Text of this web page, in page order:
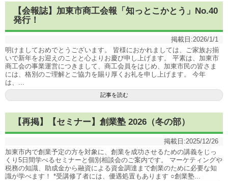
【会報誌】加東市商工会報「知っとこかとう」No.40
発行！
掲載日:2026/1/1
明けましておめでとうございます。 皆様におかれましては、ご家族お揃
いで新年をお迎えのことと心よりお慶び申し上げます。 平素は、加東市
商工会の事業運営につきまして、商工会員をはじめ、加東市民の皆さま
には、格別のご理解とご協力を賜り厚くお礼を申し上げます。 今年
は、...
記事を読む
【再掲】【セミナー】創業塾 2026（冬の部）
掲載日:2025/12/26
加東市内で創業予定の方を対象に、創業を成功させるための講義をじっ
くり5日間学べるセミナーと個別相談会のご案内です。 マーケティングや
税務の知識、助成金から融資による資金調達まで創業のために必要な知
識が学べます！ *受講修了者には、優遇処置もあります ○創業塾...